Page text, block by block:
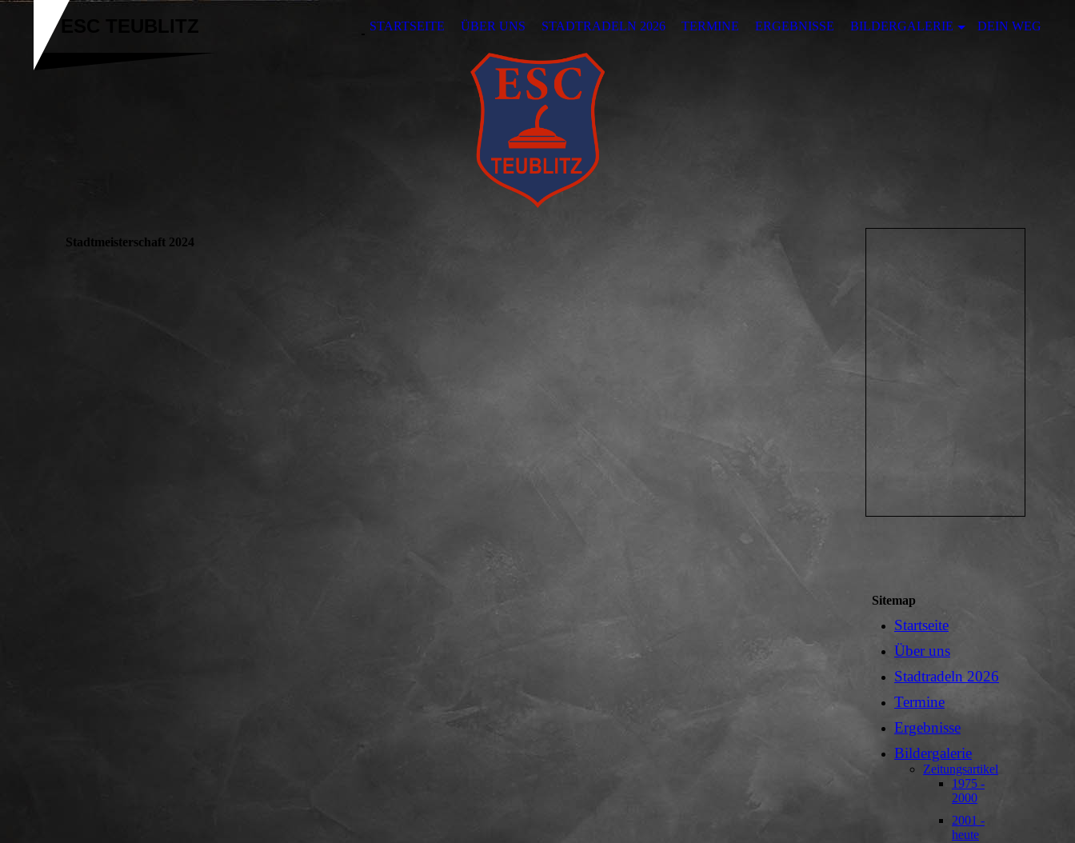
STARTSEITE ÜBER UNS STADTRADELN 2026 TERMINE ERGEBNISSE BILDERGALERIE DEIN WEG ZU
ESC TEUBLITZ
Stadtmeisterschaft 2024
Sitemap
Startseite
Über uns
Stadtradeln 2026
Termine
Ergebnisse
Bildergalerie
Zeitungsartikel
1975 -
2000
2001 -
heute